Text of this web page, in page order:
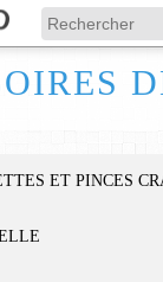
ET PINCES